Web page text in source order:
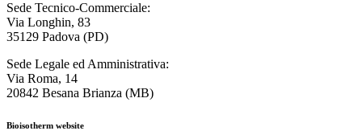
Sede Tecnico-Commerciale:
Via Longhin, 83
35129 Padova (PD)
Sede Legale ed Amministrativa:
Via Roma, 14
20842 Besana Brianza (MB)
Bioisotherm website